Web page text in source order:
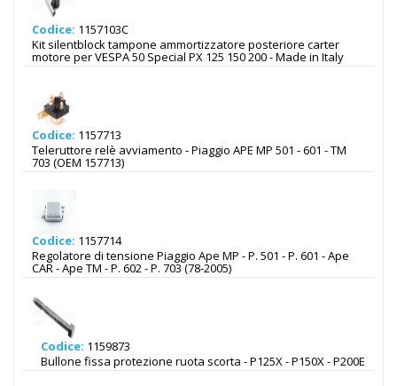
Codice: 1157103C
Kit silentblock tampone ammortizzatore posteriore carter
motore per VESPA 50 Special PX 125 150 200 - Made in Italy
Codice: 1157713
Teleruttore relè avviamento - Piaggio APE MP 501 - 601 - TM
703 (OEM 157713)
Codice: 1157714
Regolatore di tensione Piaggio Ape MP - P. 501 - P. 601 - Ape
CAR - Ape TM - P. 602 - P. 703 (78-2005)
Codice: 1159873
Bullone fissa protezione ruota scorta - P125X - P150X - P200E